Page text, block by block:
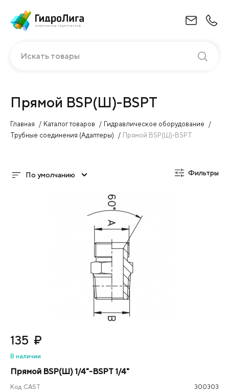
Искать товары
Прямой BSP(Ш)-BSPT
Главная Каталог товаров
Гидравлическое оборудование
Трубные соединения (Адаптеры)
Прямой BSP(Ш)-BSPT
По умолчанию Фильтры
135 ₽
В наличии
Прямой BSP(Ш) 1/4"-BSPT 1/4"
Код CAST
300303